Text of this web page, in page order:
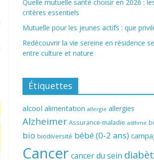
Quelle mutuelle santé choisir en 2026 :
critères essentiels
Mutuelle pour les jeunes actifs : que
Redécouvrir la vie sereine en résidence
entre culture et nature
Étiquettes
alcool alimentation allergie allergies
Alzheimer Assurance-maladie asthme
bio biodiversité bébé (0-2 ans)
Cancer cancer du sein